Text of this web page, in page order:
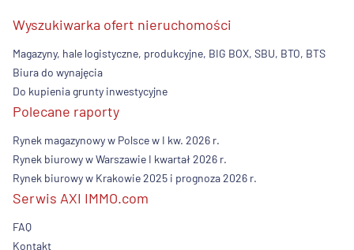
Wyszukiwarka ofert nieruchomości
Magazyny, hale logistyczne, produkcyjne, BIG BOX, SBU, BTO, BTS
Biura do wynajęcia
Do kupienia grunty inwestycyjne
Polecane raporty
Rynek magazynowy w Polsce w I kw. 2026 r.
Rynek biurowy w Warszawie I kwartał 2026 r.
Rynek biurowy w Krakowie 2025 i prognoza 2026 r.
Serwis AXI IMMO.com
FAQ
Kontakt